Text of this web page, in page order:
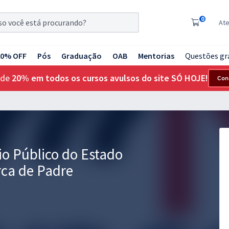
0
OFF Pós Graduação OAB Mentorias Questões
20% em todos os cursos avulsos do site SÓ HOJE!
Público do Estado
de Padre